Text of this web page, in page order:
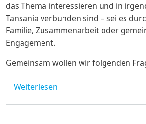
das Thema interessieren und in
Tansania verbunden sind – sei es
Familie, Zusammenarbeit oder
Engagement.
Gemeinsam wollen wir folgenden
Weiterlesen